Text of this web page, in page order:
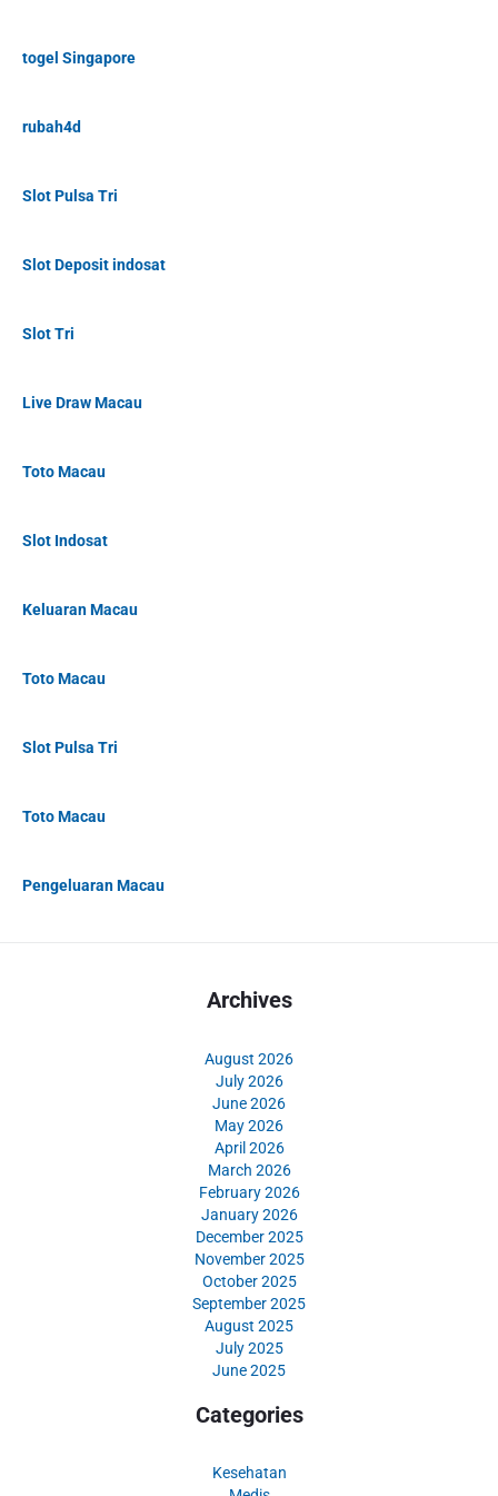
togel Singapore
rubah4d
Slot Pulsa Tri
Slot Deposit indosat
Slot Tri
Live Draw Macau
Toto Macau
Slot Indosat
Keluaran Macau
Toto Macau
Slot Pulsa Tri
Toto Macau
Pengeluaran Macau
Archives
August 2026
July 2026
June 2026
May 2026
April 2026
March 2026
February 2026
January 2026
December 2025
November 2025
October 2025
September 2025
August 2025
July 2025
June 2025
Categories
Kesehatan